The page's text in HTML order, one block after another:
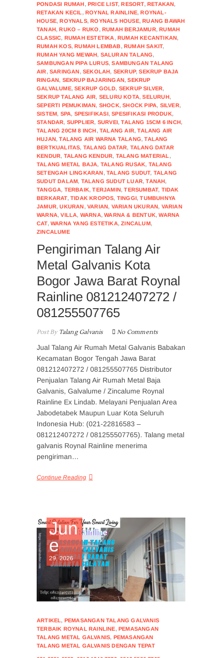
PONDASI RUMAH,PRICE LIST,RESORT,RETAKAN,
RETAKAN KECIL ,ROYNAL RAINLINE,ROYNAL-
HOUSE,ROYNALS,ROYNALS HOUSE,RUANG BAWAH
TANAH,RUKO – RUKO ,RUMAH BERJAMUR,RUMAH
CLASSIC, RUMAH ESTETIKA,RUMAH KECANTIKAN,
RUMAH KOS,RUMAH LEMBAB,RUMAH SAKIT,
RUMAH YANG MEWAH, SALURAN TALANG,
SAMBUNGAN PIPA LURUS,SAMBUNGAN TALANG
AIR,SARINGAN,SEKOLAH, SEKRUP,SEKRUP BAJA
RINGAN, SEKRUP BAJARINGAN,SEKRUP
GALVALUME,SEKRUP GOLD, SEKRUP SILVER,
SEKRUP TALANG AIR, SELURU KOTA,SELURUH,
SEPERTI PEMUKIMAN, SHOCK,SHOCK PIPA, SILVER,
SISTEM, SPA, SPESIFIKASI,SPESIFIKASI PRODUK,
STANDAR, SUPPLIER, SURVEI,TALANG 15CM 6 INCH,
TALANG 20CM 8 INCH,TALANG AIR,TALANG AIR
HUJAN,TALANG AIR WARNA TALANG,TALANG
BERTKUALITAS, TALANG DATAR, TALANG DATAR
KENDUR, TALANG KENDUR, TALANG MATERIAL ,
TALANG METAL BAJA, TALANG RUSAK, TALANG
SETENGAH LINGKARAN,TALANG SUDUT, TALANG
SUDUT DALAM, TALANG SUDUT LUAR,TANAH,
TANGGA, TERBAIK,TERJAMIN,TERSUMBAT, TIDAK
BERKARAT,TIDAK KROPOS, TINGGI,TUMBUHNYA
JAMUR,UKURAN,VARIAN, VARIAN UKURAN, VARIAN
WARNA,VILLA, WARNA,WARNA & BENTUK,WARNA
CAT,WARNA YANG ESTETIKA,ZINCALUM,
ZINCALUME
Pengiriman Talang Air
Metal Galvanis Kota
Bogor Jawa Barat Roynal
Rainline 081212407272 /
081255507765
Post ByTalang Galvanis No Comments
Jual Talang Air Rumah Metal Galvanis Babakan
Kecamatan Bogor Tengah Jawa Barat
081212407272 / 081255507765 Distributor
Penjualan Talang Air Rumah Metal Baja
Galvanis, Galvalume / Zincalume Roynal
Rainline Ex Lindab. Melayani Penjualan Area
Jabodetabek Maupun Luar Kota Seluruh
Indonesia Hub: (021-22816583 –
081212407272 / 081255507765). Talang metal
galvanis Roynal Rainline menerima
pengiriman…
Continue Reading
Jun
e
29, 2026
ARTIKEL, PEMASANGAN TALANG GALVANIS
TERBAIK ROYNAL RAINLINE,PEMASANGAN
TALANG METAL GALVANIS, PEMASANGAN
TALANG METAL GALVANIS DENGAN TEPAT